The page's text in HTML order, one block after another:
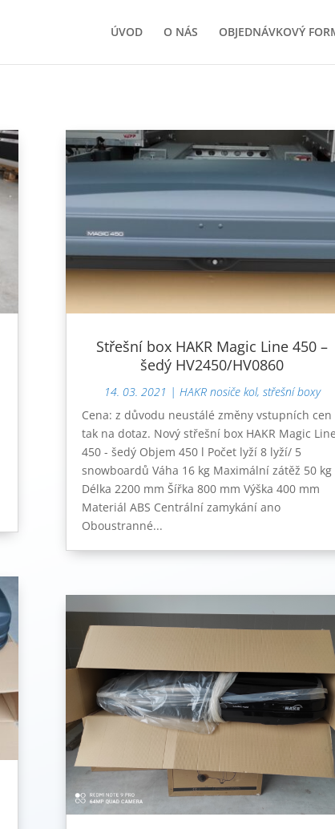
ÚVOD O NÁS OBJEDNÁVKOVÝ
Střešní box HAKR Magic Line 450 –
šedý HV2450/HV0860
14. 03. 2021 | HAKR nosiče kol, střešní boxy
Cena: z důvodu neustálé změny vstupních cen
tak na dotaz. Nový střešní box HAKR Magic
450 - šedý Objem 450 l Počet lyží 8 lyží/ 5
snowboardů Váha 16 kg Maximální zátěž 50 kg
Délka 2200 mm Šířka 800 mm Výška 400 mm
Materiál ABS Centrální zamykání ano
Oboustranné...